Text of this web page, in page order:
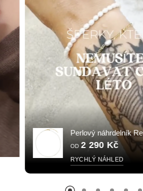
Perlový náhrdelník
OD 2 290 Kč
RYCHLÝ NÁHLED